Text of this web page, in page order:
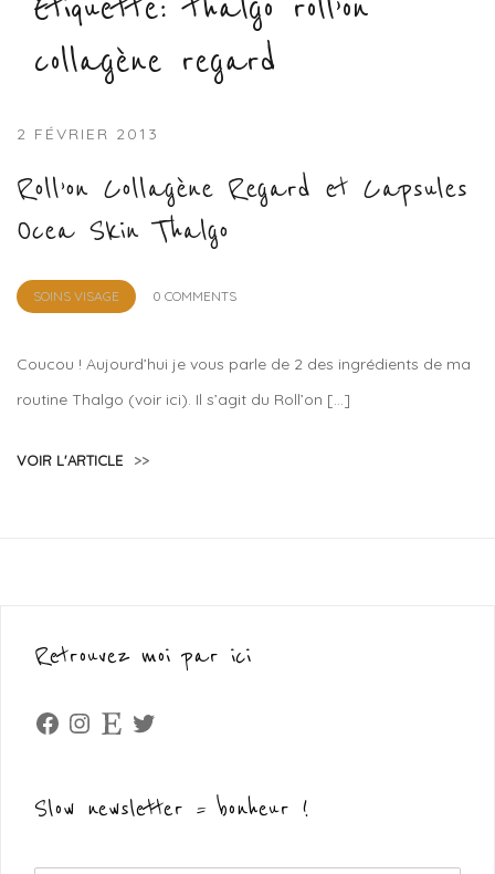
collagène regard
2 FÉVRIER 2013
Roll’on Collagène Regard et Capsules
Ocea Skin Thalgo
SOINS VISAGE
by
0 COMMENTS
Coucou ! Aujourd’hui je vous parle de 2 des ingrédients de ma
routine Thalgo (voir ici). Il s’agit du Roll’on […]
VOIR L'ARTICLE >>
Retrouvez moi par ici
Facebook
Instagram
Etsy Twitter
Slow newsletter = bonheur !